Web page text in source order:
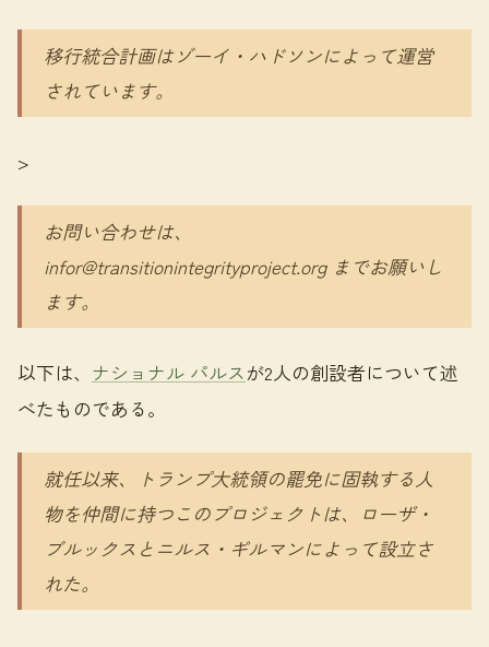
移行統合計画はゾーイ・ハドソンによって運営
されています。
>
お問い合わせは、
infor@transitionintegrityproject.org までお願いし
ます。
以下は、 ナショナル パルスが2人の創設者について述
べたものである。
就任以来、トランプ大統領の罷免に固執する人
物を仲間に持つこのプロジェクトは、ローザ・
ブルックスとニルス・ギルマンによって設立さ
れた。